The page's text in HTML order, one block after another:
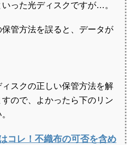
った光ディスクですが…。
管方法を誤ると、データが
スクの正しい保管方法を解
ので、よかったら下のリン
コレ！不織布の可否を含め